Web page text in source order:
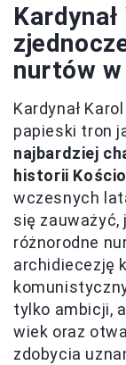
nurtów
Kardynał
papieski tron
najbardziej
historii
wczesnych
się zauważyć,
różnorodne
archidiecezję
tylko ambicji,
wiek oraz
zdobycia